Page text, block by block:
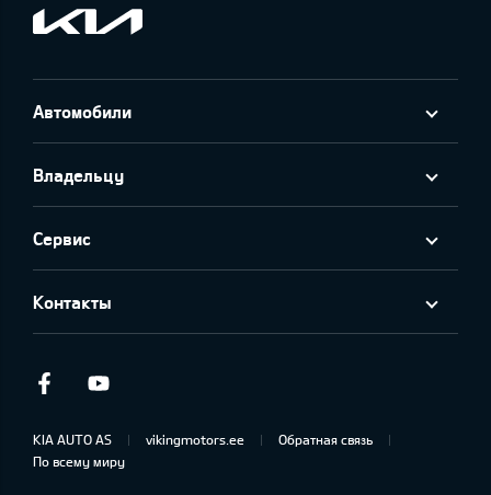
Автомобили
Владельцу
Сервис
Контакты
Facebook
KIA AUTO AS vikingmotors.ee
Обратная связь
По всему миру